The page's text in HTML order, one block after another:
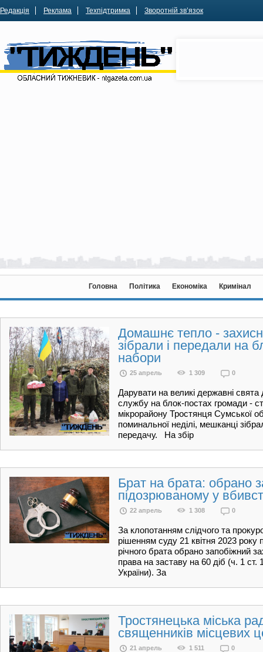
Редакція Реклама Техпідтримка Зворотній зв’язок
Головна Політика Економіка Кримінал
Домашнє тепло -
зібрали і передали на
набори
25 апрель 1 309 0
Дарувати на великі державні
службу на блок-постах громади -
мікрорайону Тростянця Сумської
поминальної неділі, мешканці
передачу. На збір
Брат на брата: обрано
підозрюваному у
22 апрель 1 308 0
За клопотанням слідчого та
рішенням суду 21 квітня 2023
річного брата обрано запобіжний
права на заставу на 60 діб (ч. 1 ст.
України). За
Тростянецька міська
священників місцевих
21 апрель 1 511 0